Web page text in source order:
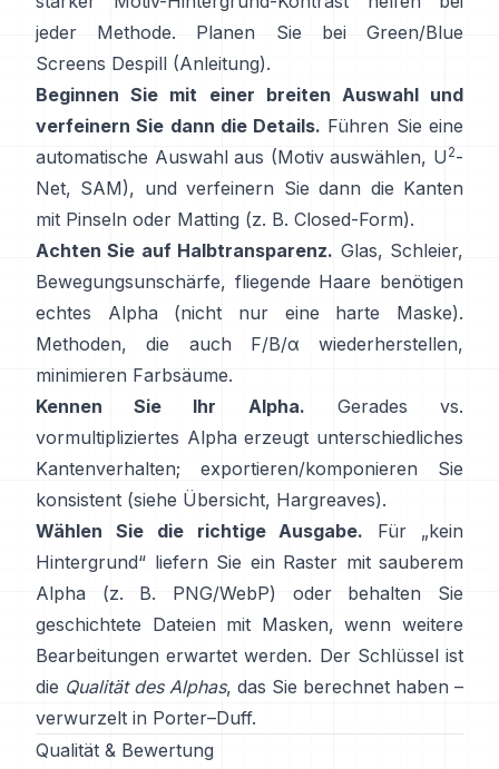
jeder Methode. Planen Sie bei Green/Blue
Screens Despill (Anleitung).
Beginnen Sie mit einer breiten Auswahl und
verfeinern Sie dann die Details. Führen Sie eine
automatische Auswahl aus (Motiv auswählen, U 2-
Net, SAM), und verfeinern Sie dann die Kanten
mit Pinseln oder Matting (z. B. Closed-Form).
Achten Sie auf Halbtransparenz. Glas, Schleier,
Bewegungsunschärfe, fliegende Haare benötigen
echtes Alpha (nicht nur eine harte Maske).
Methoden, die auch
F/B/α wiederherstellen,
minimieren Farbsäume.
Kennen Sie Ihr Alpha.
Gerades vs.
vormultipliziertes Alpha erzeugt unterschiedliches
Kantenverhalten; exportieren/komponieren Sie
konsistent (siehe Übersicht, Hargreaves).
Wählen Sie die richtige Ausgabe. Für „kein
Hintergrund“ liefern Sie ein Raster mit sauberem
Alpha (z. B. PNG/WebP) oder behalten Sie
geschichtete Dateien mit Masken, wenn weitere
Bearbeitungen erwartet werden. Der Schlüssel ist
die Qualität des Alphas, das Sie berechnet haben –
verwurzelt in Porter–Duff.
Qualität & Bewertung